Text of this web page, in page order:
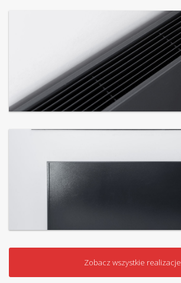
Zobacz wszystkie realizacje